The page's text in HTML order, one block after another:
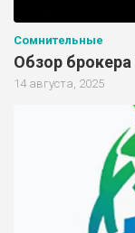
Сомнительные
Обзор
14 августа, 2025